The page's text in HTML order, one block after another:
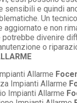
sensibili e quindi
Un
e non
potrebbe divenire
o
Allarme
Impianti Allarme
Impianti Allarme